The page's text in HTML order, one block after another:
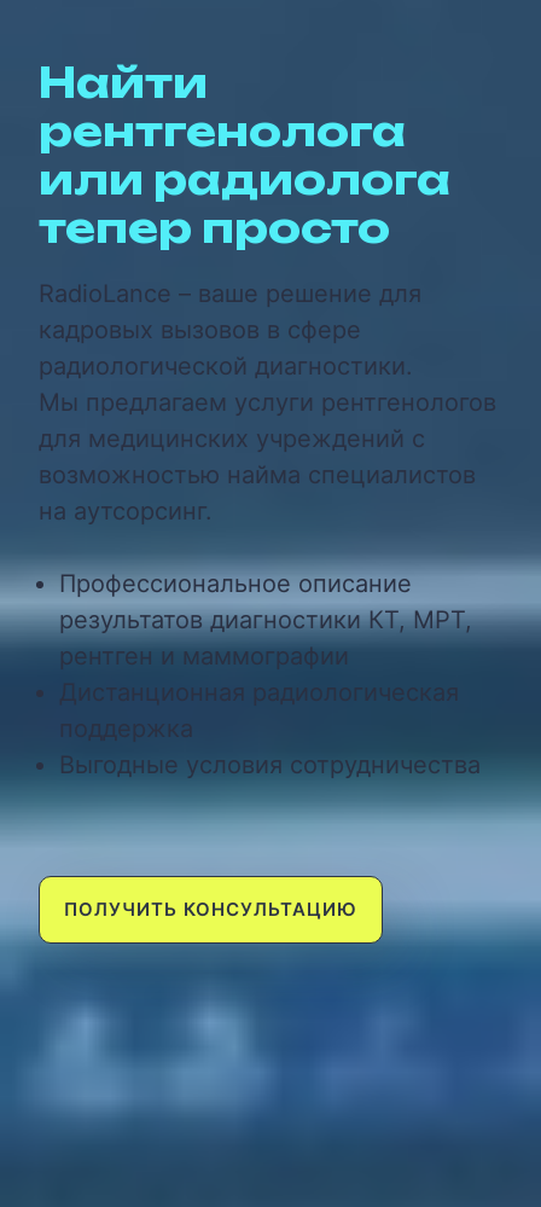
Найти
рентгенолога
или радиолога
тепер просто
RadioLance – ваше решение для
кадровых вызовов в сфере
радиологической диагностики.
Мы предлагаем услуги рентгенологов
для медицинских учреждений с
возможностью найма специалистов
на аутсорсинг.
Профессиональное описание
результатов диагностики КТ, МРТ,
рентген и маммографии
Дистанционная радиологическая
поддержка
Выгодные условия сотрудничества
ПОЛУЧИТЬ КОНСУЛЬТАЦИЮ